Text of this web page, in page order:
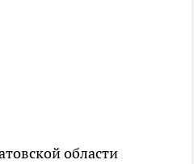
области